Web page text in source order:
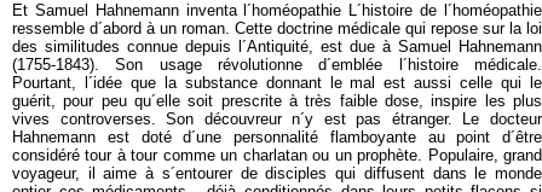
Et Samuel Hahnemann inventa l´homéopathie L´histoire de l´homéopathie
ressemble d´abord à un roman. Cette doctrine médicale qui repose sur la loi
des similitudes connue depuis l´Antiquité, est due à Samuel Hahnemann
(1755-1843). Son usage révolutionne d´emblée l´histoire médicale.
Pourtant, l´idée que la substance donnant le mal est aussi celle qui le
guérit, pour peu qu´elle soit prescrite à très faible dose, inspire les plus
vives controverses. Son découvreur n´y est pas étranger. Le docteur
Hahnemann est doté d´une personnalité flamboyante au point d´être
considéré tour à tour comme un charlatan ou un prophète. Populaire, grand
voyageur, il aime à s´entourer de disciples qui diffusent dans le monde